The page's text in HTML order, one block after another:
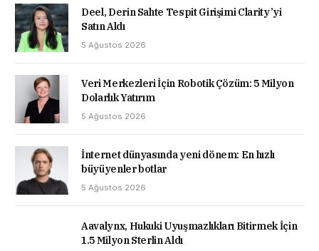
Deel, Derin Sahte Tespit Girişimi Clarity’yi
Satın Aldı
5 Ağustos 2026
Veri Merkezleri İçin Robotik Çözüm: 5 Milyon
Dolarlık Yatırım
5 Ağustos 2026
İnternet dünyasında yeni dönem: En hızlı
büyüyenler botlar
5 Ağustos 2026
Aavalynx, Hukuki Uyuşmazlıkları Bitirmek İçin
1.5 Milyon Sterlin Aldı